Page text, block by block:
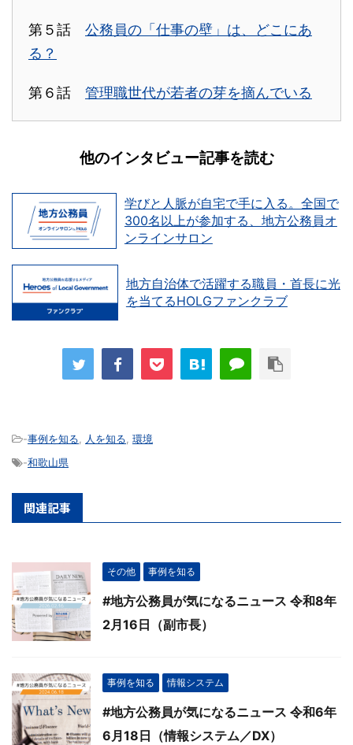
第５話 公務員の「仕事の壁」は、どこにあ
る？
第６話 管理職世代が若者の芽を摘んでいる
他のインタビュー記事を読む
学びと人脈が自宅で手に入る。全国で
300名以上が参加する、地方公務員オ
ンラインサロン
地方自治体で活躍する職員・首長に光
を当てるHOLGファンクラブ
-事例を知る, 人を知る, 環境
-和歌山県
関連記事
その他 事例を知る
#地方公務員が気になるニュース 令和8年
2月16日（副市長）
事例を知る 情報システム
#地方公務員が気になるニュース 令和6年
6月18日（情報システム／DX）